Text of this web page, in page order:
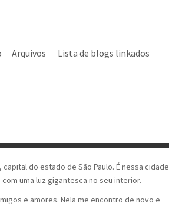
Arquivos Lista de blogs linkados
do estado de São Paulo. É nessa cidade
uma luz gigantesca no seu interior.
e amores. Nela me encontro de novo e